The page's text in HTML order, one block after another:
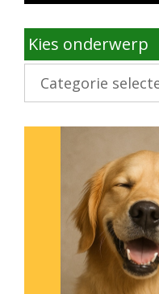
Kies onderwerp
Kies
onderwerp